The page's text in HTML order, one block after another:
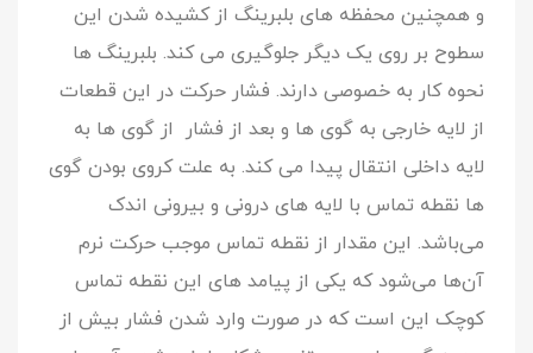
و همچنین محفظه های بلبرینگ از کشیده شدن این
سطوح بر روی یک دیگر جلوگیری می کند. بلبرینگ ها
نحوه کار به خصوصی دارند. فشار حرکت در این قطعات
از لایه خارجی به گوی ها و بعد از فشار از گوی ها به
لایه داخلی انتقال پیدا می کند. به علت کروی بودن گوی
ها نقطه تماس با لایه های درونی و بیرونی اندک
می‌باشد. این مقدار از نقطه تماس موجب حرکت نرم
آن‌ها می‌شود که یکی از پیامد های این نقطه تماس
کوچک این است که در صورت وارد شدن فشار بیش از